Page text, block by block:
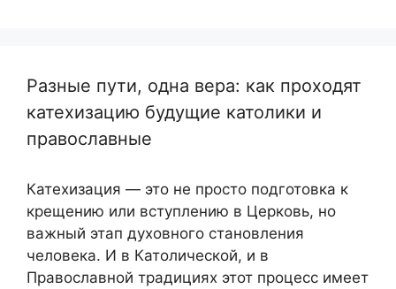
Разные пути, одна вера: как проходят
катехизацию будущие католики и
православные
Катехизация — это не просто подготовка к
крещению или вступлению в Церковь, но
важный этап духовного становления
человека. И в Католической, и в
Православной традициях этот процесс имеет